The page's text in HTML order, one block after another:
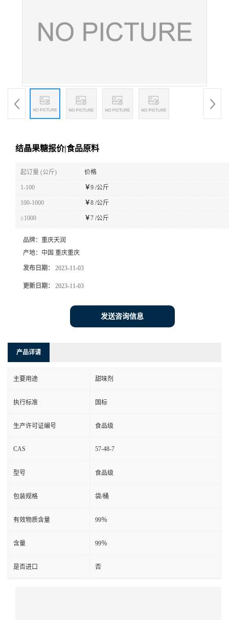
结晶果糖报价|食品原料
起订量 (公斤) 价格
1-100 ￥9 /公斤
100-1000 ￥8 /公斤
≥1000 ￥7 /公斤
品牌： 重庆天润
产地： 中国 重庆重庆
发布日期： 2023-11-03
更新日期： 2023-11-03
发送咨询信息
产品详请
主要用途 甜味剂
执行标准 国标
生产许可证编号 食品级
CAS 57-48-7
型号 食品级
包装规格 袋/桶
有效物质含量 99％
含量 99％
是否进口 否